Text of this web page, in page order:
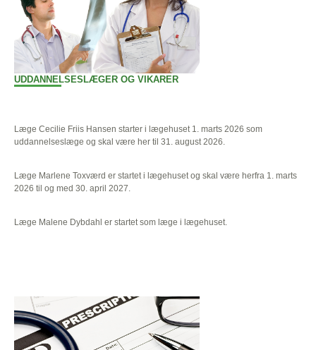
UDDANNELSESLÆGER OG VIKARER
Læge Cecilie Friis Hansen starter i lægehuset 1. marts 2026 som
uddannelseslæge og skal være her til 31. august 2026.
Læge Marlene Toxværd er startet i lægehuset og skal være herfra 1. marts
2026 til og med 30. april 2027.
Læge Malene Dybdahl er startet som læge i lægehuset.